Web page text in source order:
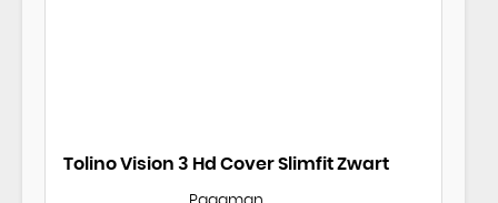
Tolino Vision 3 Hd Cover Slimfit Zwart